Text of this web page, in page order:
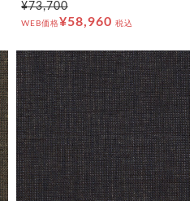
¥73,700
WEB価格¥58,960 税込